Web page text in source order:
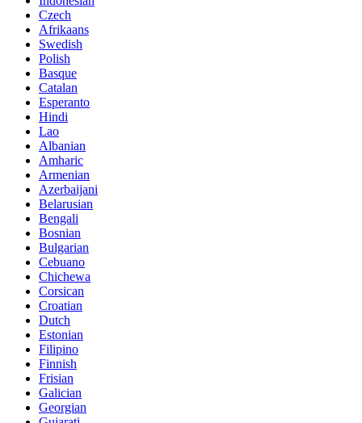
Czech
Afrikaans
Swedish
Polish
Basque
Catalan
Esperanto
Hindi
Lao
Albanian
Amharic
Armenian
Azerbaijani
Belarusian
Bengali
Bosnian
Bulgarian
Cebuano
Chichewa
Corsican
Croatian
Dutch
Estonian
Filipino
Finnish
Frisian
Galician
Georgian